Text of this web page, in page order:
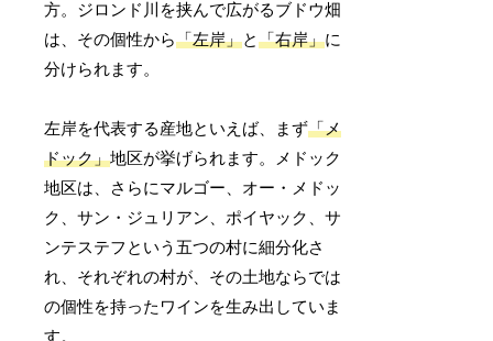
方。ジロンド川を挟んで広がるブドウ畑
は、その個性から「左岸」と「右岸」に
分けられます。
左岸を代表する産地といえば、まず「メ
ドック」地区が挙げられます。メドック
地区は、さらにマルゴー、オー・メドッ
ク、サン・ジュリアン、ポイヤック、サ
ンテステフという五つの村に細分化さ
れ、それぞれの村が、その土地ならでは
の個性を持ったワインを生み出していま
す。